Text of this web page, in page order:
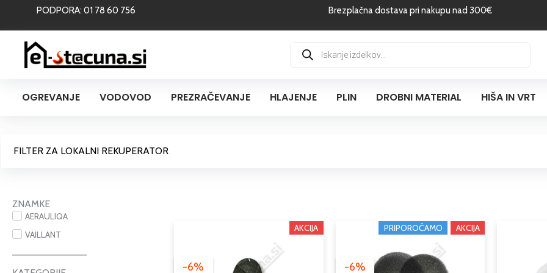
PODPORA: 01 78 60 756 Brezplačna dostava pri nakupu nad 300€
search
OGREVANJE VODOVOD PREZRAČEVANJE HLAJENJE PLIN DROBNI MATERIAL HIŠA IN VRT
FILTER ZA LOKALNI REKUPERATOR
ZNAMKE
AERAULIQA
VAILLANT
AKCIJA
-6%
Cenovni
Ta
PRIPOROČAMO AKCIJA
-6%
Izvirna
je
bila:
Trenutna
7,05 €.
Ta